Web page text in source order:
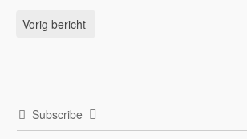
Vorig bericht
Subscribe